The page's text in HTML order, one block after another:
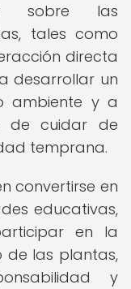
sobre las
tales como
directa
desarrollar un
ambiente y a
de cuidar de
temprana.
convertirse en
educativas,
en la
de las plantas,
y